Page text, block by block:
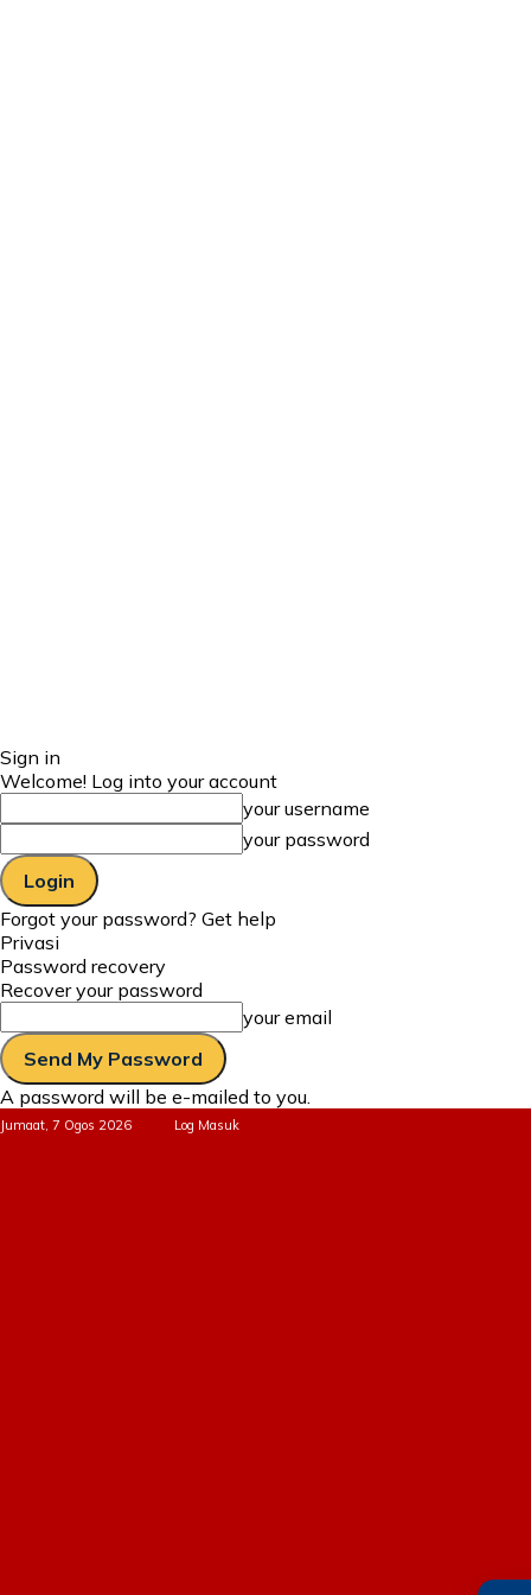
Sign in
Welcome! Log into your account
your username
your password
Forgot your password? Get help
Privasi
Password recovery
Recover your password
your email
A password will be e-mailed to you.
Jumaat, 7 Ogos 2026 Log Masuk